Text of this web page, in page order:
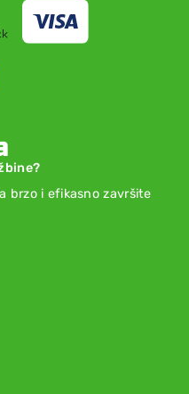
brzo i efikasno završite